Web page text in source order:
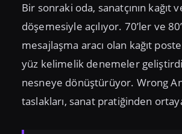
Bir sonraki oda, sanatçının kağıt
döşemesiyle açılıyor. 70’ler ve
mesajlaşma aracı olan kağıt
yüz kelimelik denemeler
nesneye dönüştürüyor. Wrong
taslakları, sanat pratiğinden